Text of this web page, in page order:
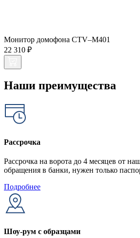
Монитор домофона CTV–M401
22 310 ₽
Наши преимущества
Рассрочка
Рассрочка на ворота до 4 месяцев от
обращения в банки, нужен только
Подробнее
Шоу-рум с образцами